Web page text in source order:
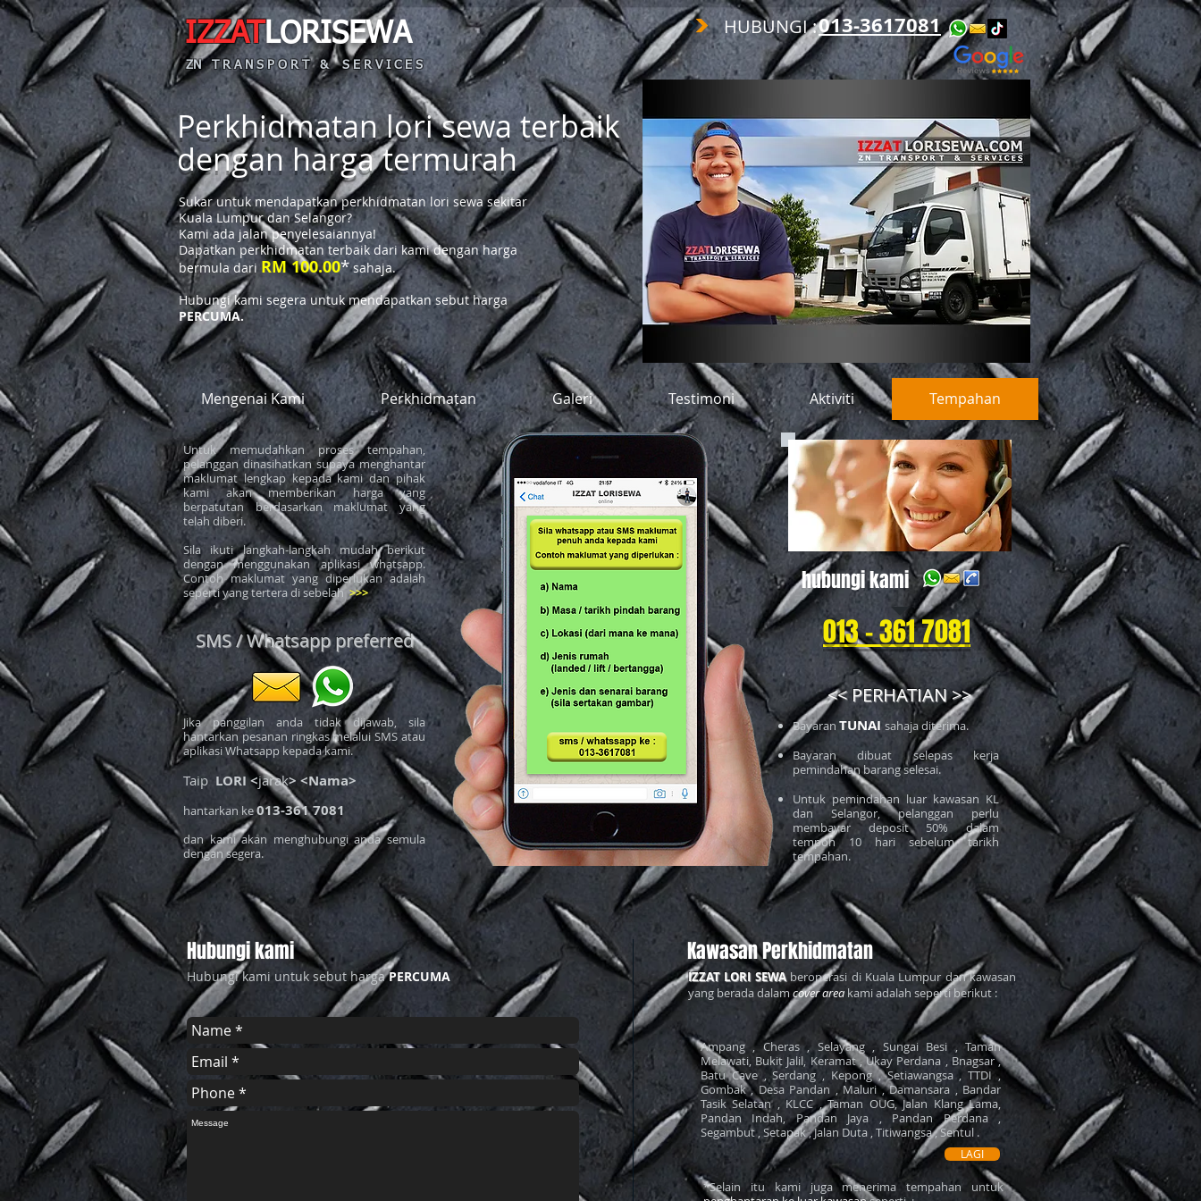
IZZATLORISEWA
ZN T R A N S P O R T & S E R V I C E S
Perkhidmatan lori sewa terbaik
dengan harga termurah
Sukar untuk mendapatkan perkhidmatan lori sewa sekitar
Kuala Lumpur dan Selangor?
Kami ada jalan penyelesaiannya!
Dapatkan perkhidmatan terbaik dari kami dengan harga
bermula dari RM 100.00*sahaja.
Hubungi kami segera untuk mendapatkan sebut harga
PERCUMA.
013-3617081
HUBUNGI :​​
Mengenai Kami Perkhidmatan Galeri Testimoni Aktiviti Tempahan
Untuk memudahkan proses tempahan,
pelanggan dinasihatkan supaya menghantar
maklumat lengkap kepada kami dan pihak
kami akan memberikan harga yang
berpatutan berdasarkan maklumat yang
telah diberi.
Sila ikuti langkah-langkah mudah berikut
dengan menggunakan aplikasi whatsapp.
Contoh maklumat yang diperlukan adalah
seperti yang tertera di sebelah >>>
SMS / Whatsapp preferred
Jika panggilan anda tidak dijawab, sila
hantarkan pesanan ringkas melalui SMS atau
aplikasi Whatsapp kepada kami.
Taip LORI <jarak> <Nama>
hantarkan ke013-361 7081
dan kami akan menghubungi anda semula
dengan segera.
hubungi kami
013 - 361 7081
<< PERHATIAN >>
Bayaran TUNAI sahaja diterima.
Bayaran dibuat selepas kerja
pemindahan barang selesai.
Untuk pemindahan luar kawasan KL
dan Selangor, pelanggan perlu
membayar deposit 50% dalam
tempoh 10 hari sebelum tarikh
tempahan.
Hubungi kami
Hubungi kami untuk sebut harga PERCUMA IZZAT LORI SEWAberoperasi di Kuala Lumpur dan kawasan
yang berada dalam cover area kami adalah seperti berikut :
Kawasan Perkhidmatan
Ampang , Cheras , Selayang , Sungai Besi , Taman
Melawati, Bukit Jalil, Keramat , Ukay Perdana , Bnagsar ,
Batu Cave , Serdang , Kepong , Setiawangsa , TTDI ,
Gombak , Desa Pandan , Maluri , Damansara , Bandar
Tasik Selatan , KLCC , Taman OUG, Jalan Klang Lama,
Pandan Indah, Pandan Jaya , Pandan Perdana ,
Segambut , Setapak , Jalan Duta , Titiwangsa , Sentul .
LAGI
*Selain itu kami juga menerima tempahan untuk